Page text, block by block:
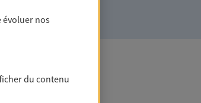
évoluer nos
du contenu